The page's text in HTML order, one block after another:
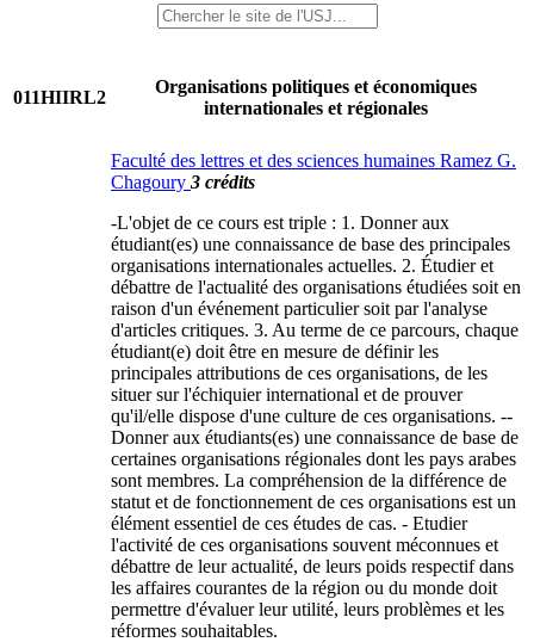
011HIIRL2
Organisations politiques et économiques
internationales et régionales
Faculté des lettres et des sciences humaines Ramez G.
Chagoury 3 crédits
-L'objet de ce cours est triple : 1. Donner aux
étudiant(es) une connaissance de base des principales
organisations internationales actuelles. 2. Étudier et
débattre de l'actualité des organisations étudiées soit en
raison d'un événement particulier soit par l'analyse
d'articles critiques. 3. Au terme de ce parcours, chaque
étudiant(e) doit être en mesure de définir les
principales attributions de ces organisations, de les
situer sur l'échiquier international et de prouver
qu'il/elle dispose d'une culture de ces organisations. --
Donner aux étudiants(es) une connaissance de base de
certaines organisations régionales dont les pays arabes
sont membres. La compréhension de la différence de
statut et de fonctionnement de ces organisations est un
élément essentiel de ces études de cas. - Etudier
l'activité de ces organisations souvent méconnues et
débattre de leur actualité, de leurs poids respectif dans
les affaires courantes de la région ou du monde doit
permettre d'évaluer leur utilité, leurs problèmes et les
réformes souhaitables.